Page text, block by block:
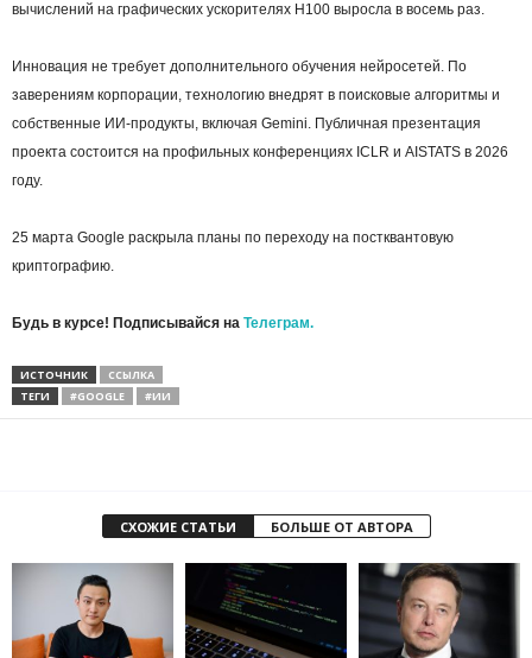
вычислений на графических ускорителях H100 выросла в восемь раз.
Инновация не требует дополнительного обучения нейросетей. По
заверениям корпорации, технологию внедрят в поисковые алгоритмы и
собственные ИИ-продукты, включая Gemini. Публичная презентация
проекта состоится на профильных конференциях ICLR и AISTATS в 2026
году.
25 марта Google раскрыла планы по переходу на постквантовую
криптографию.
Будь в курсе! Подписывайся на Телеграм.
ИСТОЧНИК
ССЫЛКА
ТЕГИ
#GOOGLE #ИИ
СХОЖИЕ СТАТЬИ БОЛЬШЕ ОТ АВТОРА